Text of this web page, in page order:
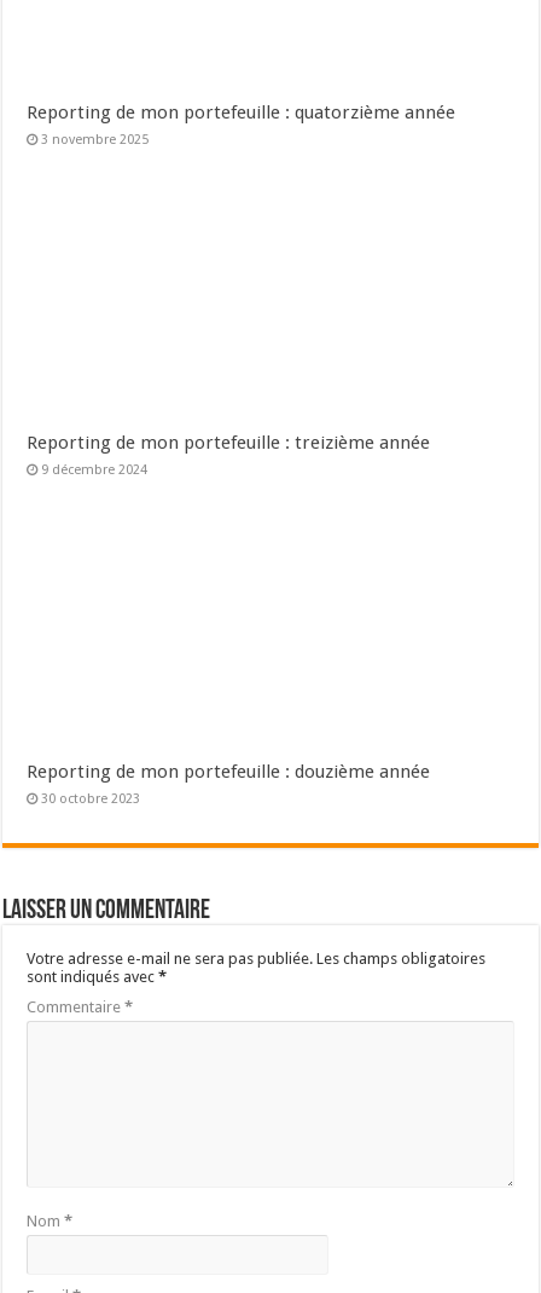
Reporting de mon portefeuille : quatorzième année
3 novembre 2025
Reporting de mon portefeuille : treizième année
9 décembre 2024
Reporting de mon portefeuille : douzième année
30 octobre 2023
Laisser un commentaire
Votre adresse e-mail ne sera pas publiée. Les champs obligatoires
sont indiqués avec*
Commentaire*
Nom*